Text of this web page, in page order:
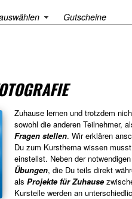
Gutscheine
Zuhause lernen und trotzdem
sowohl die anderen Teilnehmer,
Fragen stellen. Wir erklären
Du zum Kursthema wissen
einstellst. Neben der
Übungen, die Du teils direkt
als Projekte für Zuhause
Kursteile werden an